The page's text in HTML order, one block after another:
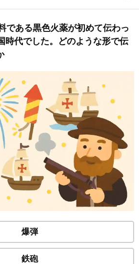
である黒色火薬が初めて伝わっ
時代でした。どのような形で伝
爆弾
鉄砲